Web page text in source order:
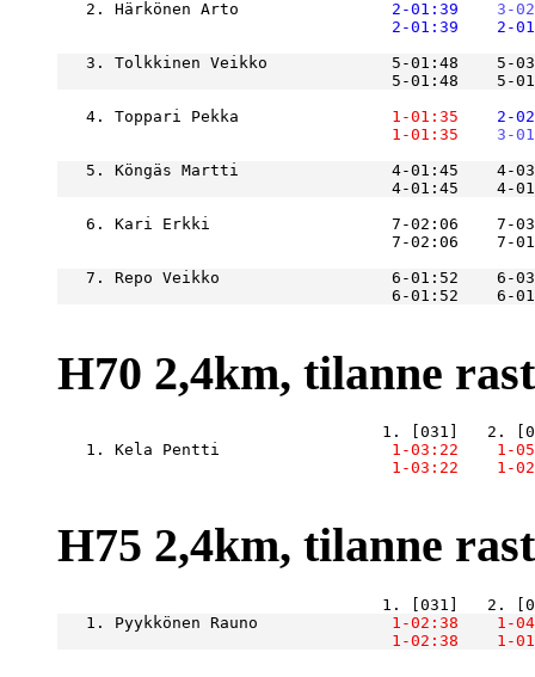
   2. Härkönen Arto
    2-01:39
3-
    2-01:39
2-
3. Tolkkinen Veikko             5-01:48    5-
5-01:48    5-
   4. Toppari Pekka
    1-01:35
2-
    1-01:35
3-
5. Köngäs Martti                4-01:45    4-
4-01:45    4-
6. Kari Erkki                   7-02:06    7-
7-02:06    7-
7. Repo Veikko                  6-01:52    6-
6-01:52    6-
H70 2,4km, tilanne
   1. Kela Pentti
    1-03:22
1-
    1-03:22
1-
H75 2,4km, tilanne
   1. Pyykkönen Rauno
    1-02:38
1-
    1-02:38
1-